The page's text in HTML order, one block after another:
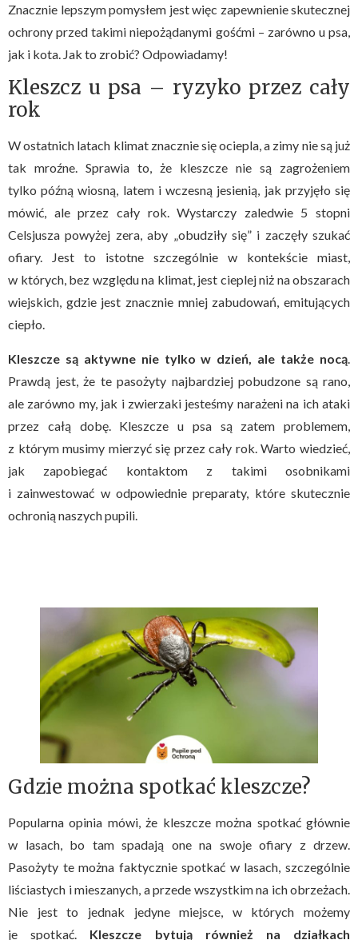
Znacznie lepszym pomysłem jest więc zapewnienie skutecznej
ochrony przed takimi niepożądanymi gośćmi – zarówno u psa,
jak i kota. Jak to zrobić? Odpowiadamy!
Kleszcz u psa – ryzyko przez cały
rok
W ostatnich latach klimat znacznie się ociepla, a zimy nie są już
tak mroźne. Sprawia to, że kleszcze nie są zagrożeniem
tylko późną wiosną, latem i wczesną jesienią, jak przyjęło się
mówić, ale przez cały rok. Wystarczy zaledwie 5 stopni
Celsjusza powyżej zera, aby „obudziły się” i zaczęły szukać
ofiary. Jest to istotne szczególnie w kontekście miast,
w których, bez względu na klimat, jest cieplej niż na obszarach
wiejskich, gdzie jest znacznie mniej zabudowań, emitujących
ciepło.
Kleszcze są aktywne nie tylko w dzień, ale także nocą
Prawdą jest, że te pasożyty najbardziej pobudzone są rano,
ale zarówno my, jak i zwierzaki jesteśmy narażeni na ich ataki
przez całą dobę. Kleszcze u psa są zatem problemem,
z którym musimy mierzyć się przez cały rok. Warto wiedzieć,
jak zapobiegać kontaktom z takimi osobnikami
i zainwestować w odpowiednie preparaty, które skutecznie
ochronią naszych pupili.
Gdzie można spotkać kleszcze?
Popularna opinia mówi, że kleszcze można spotkać głównie
w lasach, bo tam spadają one na swoje ofiary z drzew.
Pasożyty te można faktycznie spotkać w lasach, szczególnie
liściastych i mieszanych, a przede wszystkim na ich obrzeżach.
Nie jest to jednak jedyne miejsce, w których możemy
je spotkać. Kleszcze bytują również na działkach